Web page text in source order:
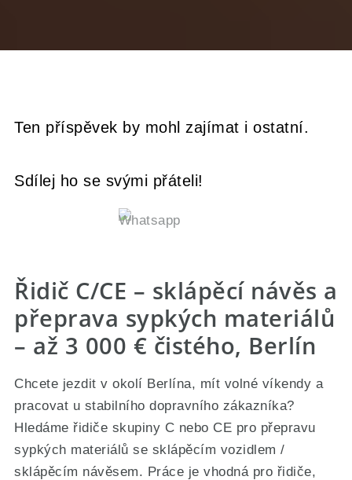
Ten příspěvek by mohl zajímat i ostatní.
Sdílej ho se svými přáteli!
Řidič C/CE – sklápěcí návěs a
přeprava sypkých materiálů
– až 3 000 € čistého, Berlín
Chcete jezdit v okolí Berlína, mít volné víkendy a
pracovat u stabilního dopravního zákazníka?
Hledáme řidiče skupiny C nebo CE pro přepravu
sypkých materiálů se sklápěcím vozidlem /
sklápěcím návěsem. Práce je vhodná pro řidiče,